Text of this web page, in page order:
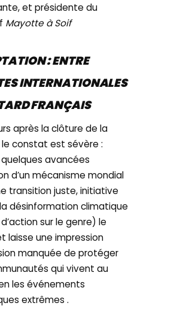
et présidente du
Mayotte à Soif
: ENTRE
INTERNATIONALES
FRANÇAIS
après la clôture de la
le constat est sévère :
avancées
d’un mécanisme mondial
transition juste, initiative
désinformation climatique
sur le genre) le
laisse une impression
manquée de protéger
qui vivent au
les événements
extrêmes .